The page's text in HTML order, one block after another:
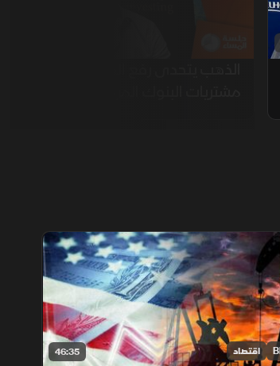
46:35 اقتصاد